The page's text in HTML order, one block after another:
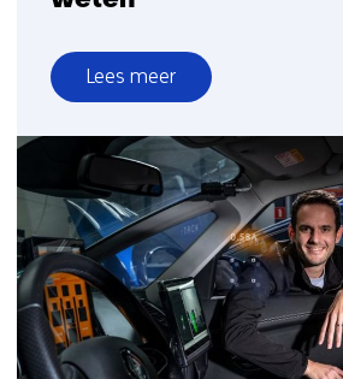
Lees meer
over
Nu
instappen
in
autonoom
transport?
5
dingen
die
je